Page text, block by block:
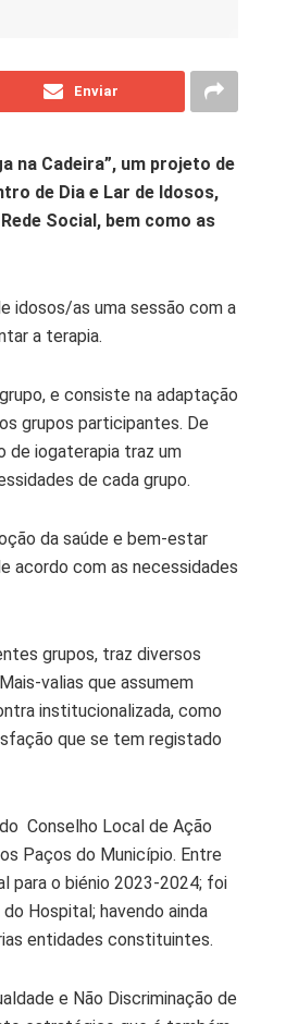
Enviar
na Cadeira”, um projeto de
de Dia e Lar de Idosos,
Social, bem como as
idosos/as uma sessão com a
a terapia.
e consiste na adaptação
grupos participantes. De
de iogaterapia traz um
de cada grupo.
da saúde e bem-estar
acordo com as necessidades
grupos, traz diversos
valias que assumem
institucionalizada, como
que se tem registado
Conselho Local de Ação
Paços do Município. Entre
para o biénio 2023-2024; foi
Hospital; havendo ainda
entidades constituintes.
e Não Discriminação de